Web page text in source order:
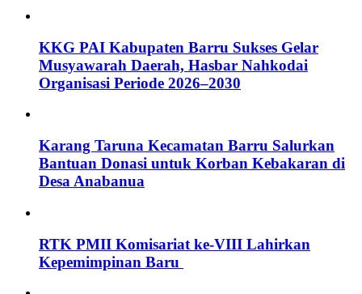
KKG PAI Kabupaten Barru Sukses Gelar
Musyawarah Daerah, Hasbar Nahkodai
Organisasi Periode 2026–2030
Karang Taruna Kecamatan Barru Salurkan
Bantuan Donasi untuk Korban Kebakaran di
Desa Anabanua
RTK PMII Komisariat ke-VIII Lahirkan
Kepemimpinan Baru